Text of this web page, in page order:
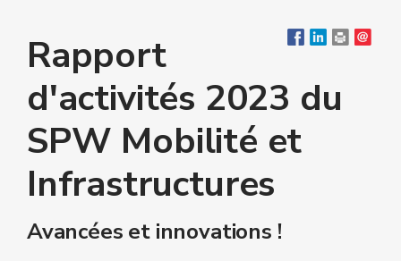
Rapport
d'activités 2023 du
SPW Mobilité et
Infrastructures
Avancées et innovations !